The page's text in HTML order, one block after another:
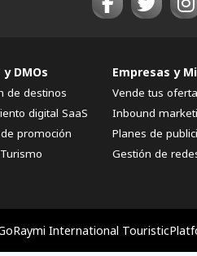
DMOs
de destinos
digital SaaS
promoción
Empresas y
Vende tus
Inbound
Planes de
Gestión de
International